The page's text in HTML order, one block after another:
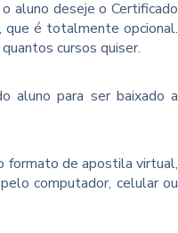
aluno deseje o Certificado
que é totalmente opcional.
cursos quiser.
aluno para ser baixado a
formato de apostila virtual,
computador, celular ou